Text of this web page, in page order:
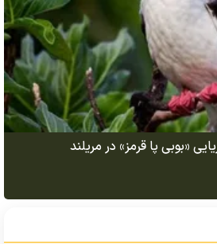
«بوبی پا قرمز» در مریلند